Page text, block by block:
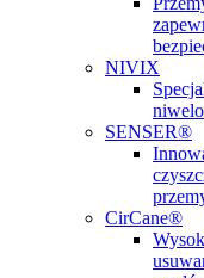
NIVIX
SENSER®
CirCane®